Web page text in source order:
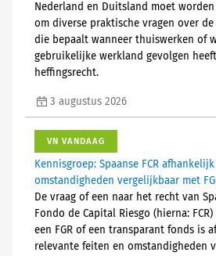
Nederland en Duitsland moet
om diverse praktische vragen over
die bepaalt wanneer thuiswerken of
gebruikelijke werkland gevolgen
heffingsrecht.
3 augustus 2026
VN VANDAAG
Kennisgroep: Spaanse FCR
omstandigheden vergelijkbaar met
De vraag of een naar het recht van
Fondo de Capital Riesgo (hierna:
een FGR of een transparant fonds is
relevante feiten en omstandigheden